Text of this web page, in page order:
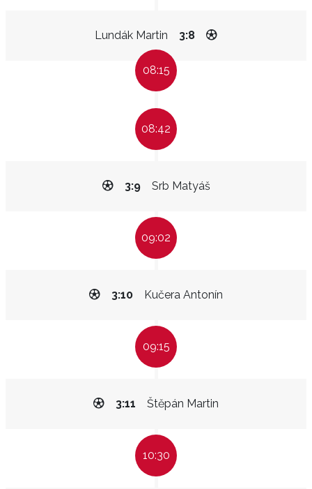
Lundák Martin 3:8
08:15
08:42
Srb Matyáš
3:9
09:02
Kučera Antonín
3:10
09:15
Štěpán Martin
3:11
10:30